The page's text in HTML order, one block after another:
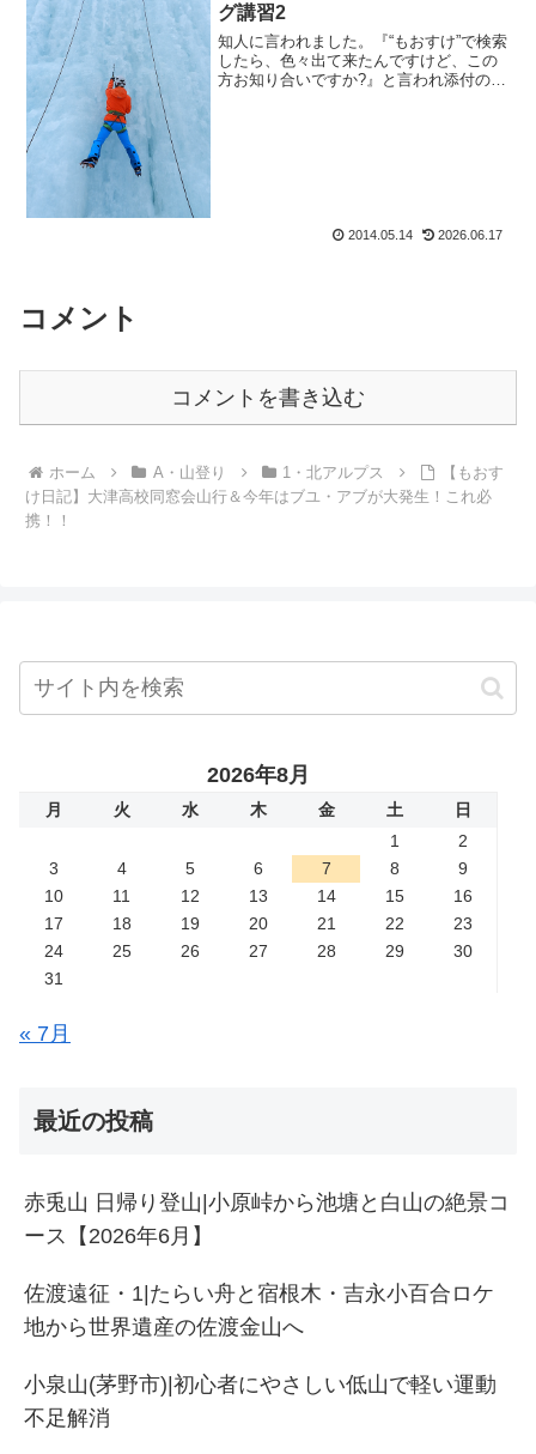
グ講習2
知人に言われました。『“もおすけ”で検索
したら、色々出て来たんですけど、この
方お知り合いですか?』と言われ添付の
2014.05.14 2026.06.17
コメント
コメントを書き込む
ホーム A・山登り 1・北アルプス
【もおす
け日記】大津高校同窓会山行＆今年はブユ・アブが大発生！これ必
携！！
2026年8月
月 火 水 木 金 土
日
1
2
3
4 5 6 7 8
9
10
11 12 13 14 15
16
17
18 19 20 21 22
23
24
25 26 27 28 29
30
31
« 7月
最近の投稿
赤兎山 日帰り登山|小原峠から池塘と白山の絶景コ
ース【2026年6月】
佐渡遠征・1|たらい舟と宿根木・吉永小百合ロケ
地から世界遺産の佐渡金山へ
小泉山(茅野市)|初心者にやさしい低山で軽い運動
不足解消